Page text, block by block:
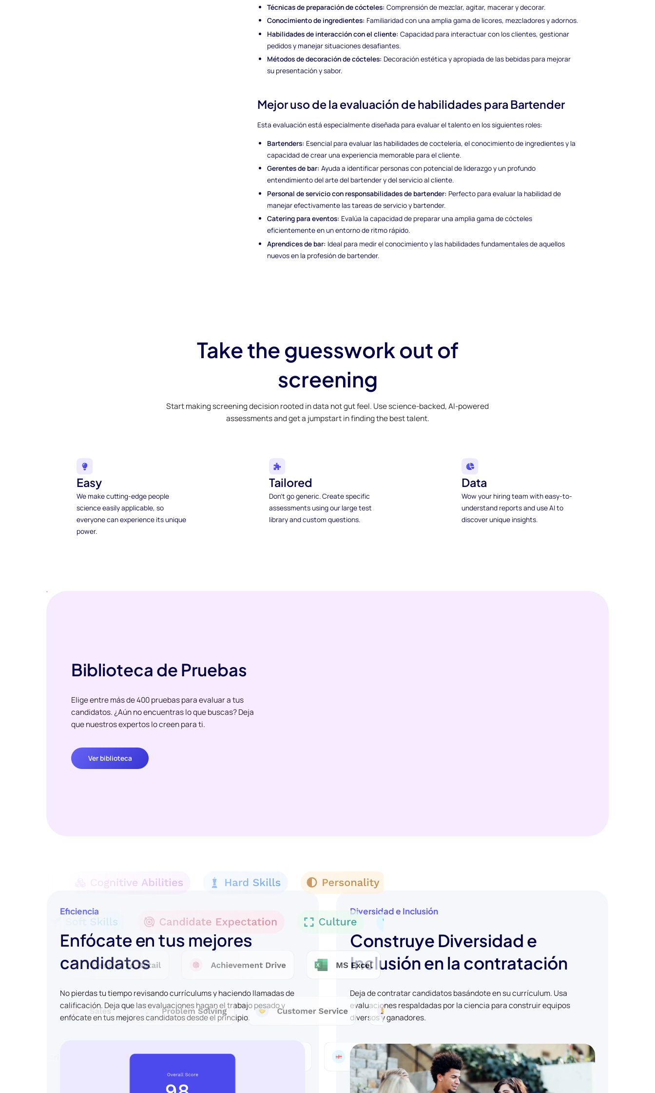
Técnicas de preparación de cócteles: Comprensión de mezclar, agitar, macerar y decorar.
Conocimiento de ingredientes: Familiaridad con una amplia gama de licores, mezcladores y adornos.
Habilidades de interacción con el cliente: Capacidad para interactuar con los clientes, gestionar
pedidos y manejar situaciones desafiantes.
Métodos de decoración de cócteles: Decoración estética y apropiada de las bebidas para mejorar
su presentación y sabor.
Mejor uso de la evaluación de habilidades para Bartender
Esta evaluación está especialmente diseñada para evaluar el talento en los siguientes roles:
Bartenders: Esencial para evaluar las habilidades de coctelería, el conocimiento de ingredientes y la
capacidad de crear una experiencia memorable para el cliente.
Gerentes de bar: Ayuda a identificar personas con potencial de liderazgo y un profundo
entendimiento del arte del bartender y del servicio al cliente.
Personal de servicio con responsabilidades de bartender: Perfecto para evaluar la habilidad de
manejar efectivamente las tareas de servicio y bartender.
Catering para eventos: Evalúa la capacidad de preparar una amplia gama de cócteles
eficientemente en un entorno de ritmo rápido.
Aprendices de bar: Ideal para medir el conocimiento y las habilidades fundamentales de aquellos
nuevos en la profesión de bartender.
Take the guesswork out of
screening
Start making screening decision rooted in data not gut feel. Use science-backed, AI-powered
assessments and get a jumpstart in finding the best talent.
Easy
We make cutting-edge people
science easily applicable, so
everyone can experience its unique
power.
Tailored
Don't go generic. Create specific
assessments using our large test
library and custom questions.
Data
Wow your hiring team with easy-to-
understand reports and use AI to
discover unique insights.
Biblioteca de Pruebas
Elige entre más de 400 pruebas para evaluar a tus
candidatos. ¿Aún no encuentras lo que buscas? Deja
que nuestros expertos lo creen para ti.
Ver biblioteca
Eficiencia
Enfócate en tus mejores
candidatos
No pierdas tu tiempo revisando currículums y haciendo llamadas de
calificación. Deja que las evaluaciones hagan el trabajo pesado y
enfócate en tus mejores candidatos desde el principio.
Diversidad e Inclusión
Construye Diversidad e
Inclusión en la contratación
Deja de contratar candidatos basándote en su currículum. Usa
evaluaciones respaldadas por la ciencia para construir equipos
diversos y ganadores.